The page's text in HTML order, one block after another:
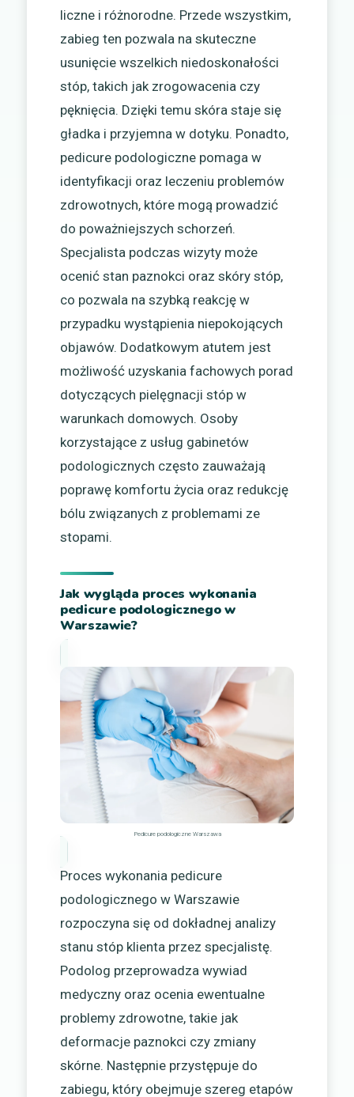
liczne i różnorodne. Przede wszystkim,
zabieg ten pozwala na skuteczne
usunięcie wszelkich niedoskonałości
stóp, takich jak zrogowacenia czy
pęknięcia. Dzięki temu skóra staje się
gładka i przyjemna w dotyku. Ponadto,
pedicure podologiczne pomaga w
identyfikacji oraz leczeniu problemów
zdrowotnych, które mogą prowadzić
do poważniejszych schorzeń.
Specjalista podczas wizyty może
ocenić stan paznokci oraz skóry stóp,
co pozwala na szybką reakcję w
przypadku wystąpienia niepokojących
objawów. Dodatkowym atutem jest
możliwość uzyskania fachowych porad
dotyczących pielęgnacji stóp w
warunkach domowych. Osoby
korzystające z usług gabinetów
podologicznych często zauważają
poprawę komfortu życia oraz redukcję
bólu związanych z problemami ze
stopami.
Jak wygląda proces wykonania
pedicure podologicznego w
Warszawie?
Pedicure podologiczne Warszawa
Proces wykonania pedicure
podologicznego w Warszawie
rozpoczyna się od dokładnej analizy
stanu stóp klienta przez specjalistę.
Podolog przeprowadza wywiad
medyczny oraz ocenia ewentualne
problemy zdrowotne, takie jak
deformacje paznokci czy zmiany
skórne. Następnie przystępuje do
zabiegu, który obejmuje szereg etapów